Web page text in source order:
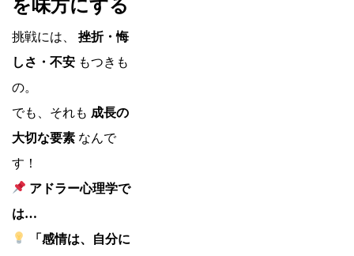
を味方にする
挑戦には、 挫折・悔
しさ・不安 もつきも
の。
でも、それも 成長の
大切な要素 なんで
す！
アドラー心理学で
は…
「感情は、自分に